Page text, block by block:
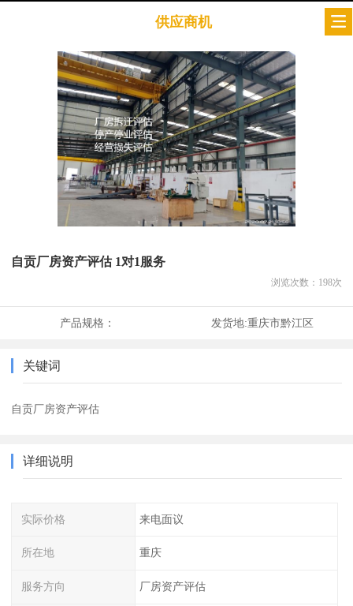
供应商机
自贡厂房资产评估 1对1服务
浏览次数： 198次
产品规格： 发货地:重庆市黔江区
关键词
自贡厂房资产评估
详细说明
实际价格 来电面议
所在地 重庆
服务方向 厂房资产评估